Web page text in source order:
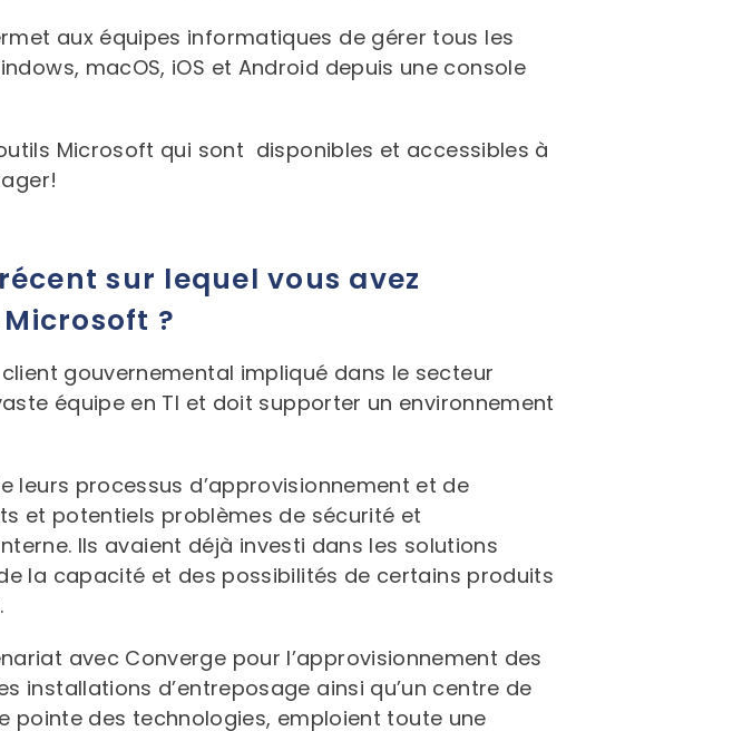
aux équipes informatiques de gérer tous les
macOS, iOS et Android depuis une console
Microsoft qui sont disponibles et accessibles à
sur lequel vous avez
?
gouvernemental impliqué dans le secteur
équipe en TI et doit supporter un environnement
leurs processus d’approvisionnement et de
et potentiels problèmes de sécurité et
Ils avaient déjà investi dans les solutions
la capacité et des possibilités de certains produits
avec Converge pour l’approvisionnement des
installations d’entreposage ainsi qu’un centre de
des technologies, emploient toute une